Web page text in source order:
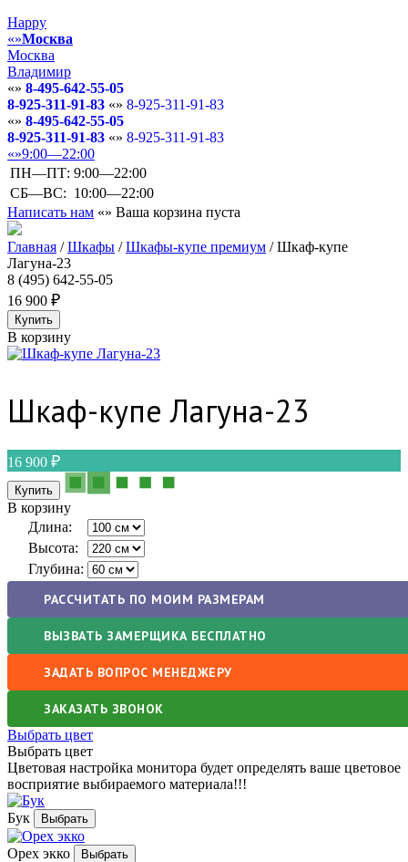
Happy
Москва
Москва
Владимир
8-495-642-55-05
8-925-311-91-83
8-925-311-91-83
8-495-642-55-05
8-925-311-91-83
8-925-311-91-83
9:00—22:00
ПН—ПТ: 9:00—22:00
СБ—ВС: 10:00—22:00
Написать нам
Ваша корзина пуста
Главная /Шкафы /Шкафы-купе премиум /Шкаф-купе
Лагуна-23
8 (495) 642-55-05
16 900
В корзину
Шкаф-купе Лагуна-23
16 900
В корзину
Длина:
Высота:
Глубина:
РАССЧИТАТЬ ПО МОИМ РАЗМЕРАМ
ВЫЗВАТЬ ЗАМЕРЩИКА БЕСПЛАТНО
ЗАДАТЬ ВОПРОС МЕНЕДЖЕРУ
ЗАКАЗАТЬ ЗВОНОК
Выбрать цвет
Выбрать цвет
Цветовая настройка монитора будет определять ваше цветовое
восприятие выбираемого материала!!!
Бук
Орех экко